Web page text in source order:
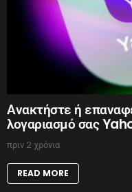
Ανακτήστε ή
λογαριασμό σας
πριν 2 χρόνια
READ MORE